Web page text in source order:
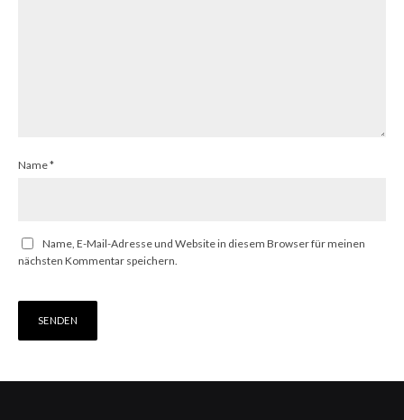
Name*
Name, E-Mail-Adresse und Website in diesem Browser für meinen
nächsten Kommentar speichern.